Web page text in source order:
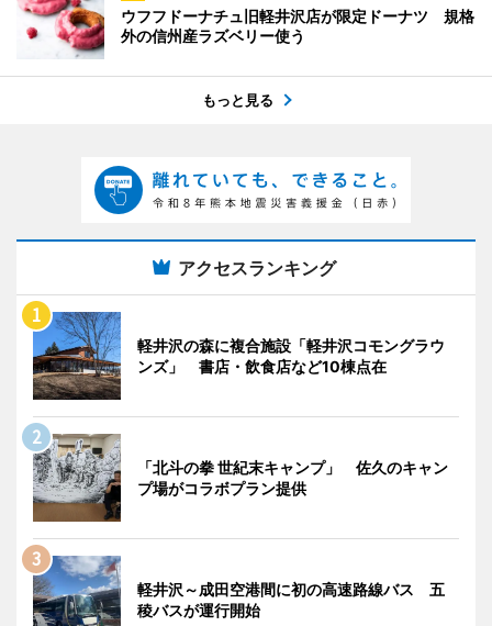
ウフフドーナチュ旧軽井沢店が限定ドーナツ 規格
外の信州産ラズベリー使う
もっと見る
アクセスランキング
軽井沢の森に複合施設「軽井沢コモングラウ
ンズ」 書店・飲食店など10棟点在
「北斗の拳 世紀末キャンプ」 佐久のキャン
プ場がコラボプラン提供
軽井沢～成田空港間に初の高速路線バス 五
稜バスが運行開始